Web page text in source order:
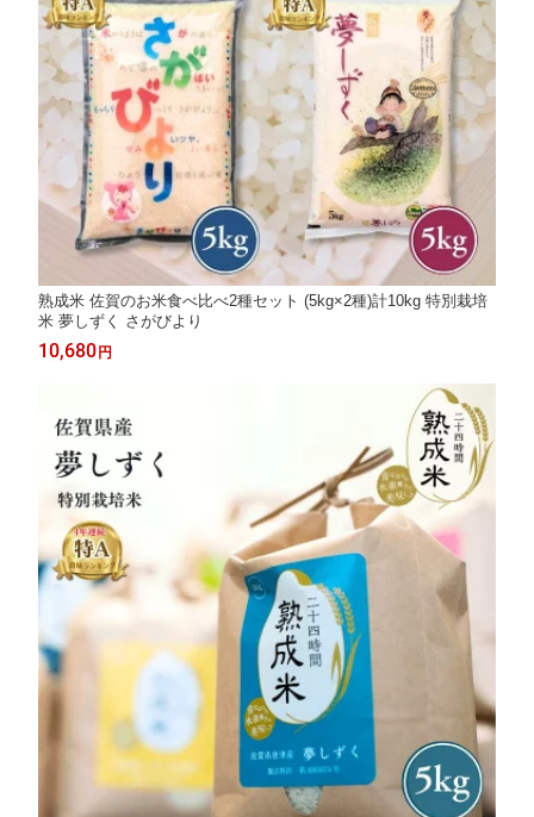
熟成米 佐賀のお米食べ比べ2種セット (5kg×2種)計10kg 特別栽培
米 夢しずく さがびより
10,680 円